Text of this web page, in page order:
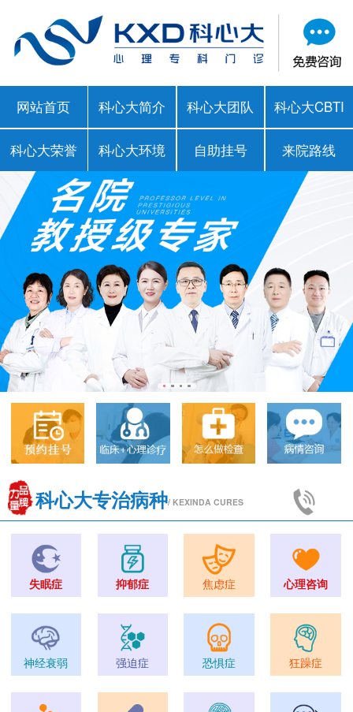
网站首页 科心大简介 科心大团队 科心大CBTI
科心大荣誉 科心大环境 自助挂号 来院路线
科心大专治病种/ KEXINDA CURES
失眠症 抑郁症 焦虑症 心理咨询
神经衰弱 强迫症 恐惧症 狂躁症